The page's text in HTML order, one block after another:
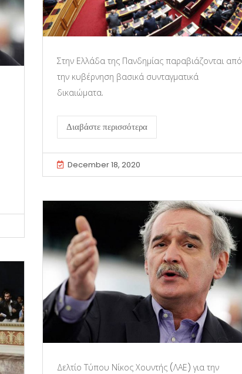
Στην Ελλάδα της Πανδημίας παραβιάζονται από
την κυβέρνηση βασικά συνταγματικά
δικαιώματα.
Διαβάστε περισσότερα
December 18, 2020
Δελτίο Τύπου Νίκος Χουντής (ΛΑΕ) για την